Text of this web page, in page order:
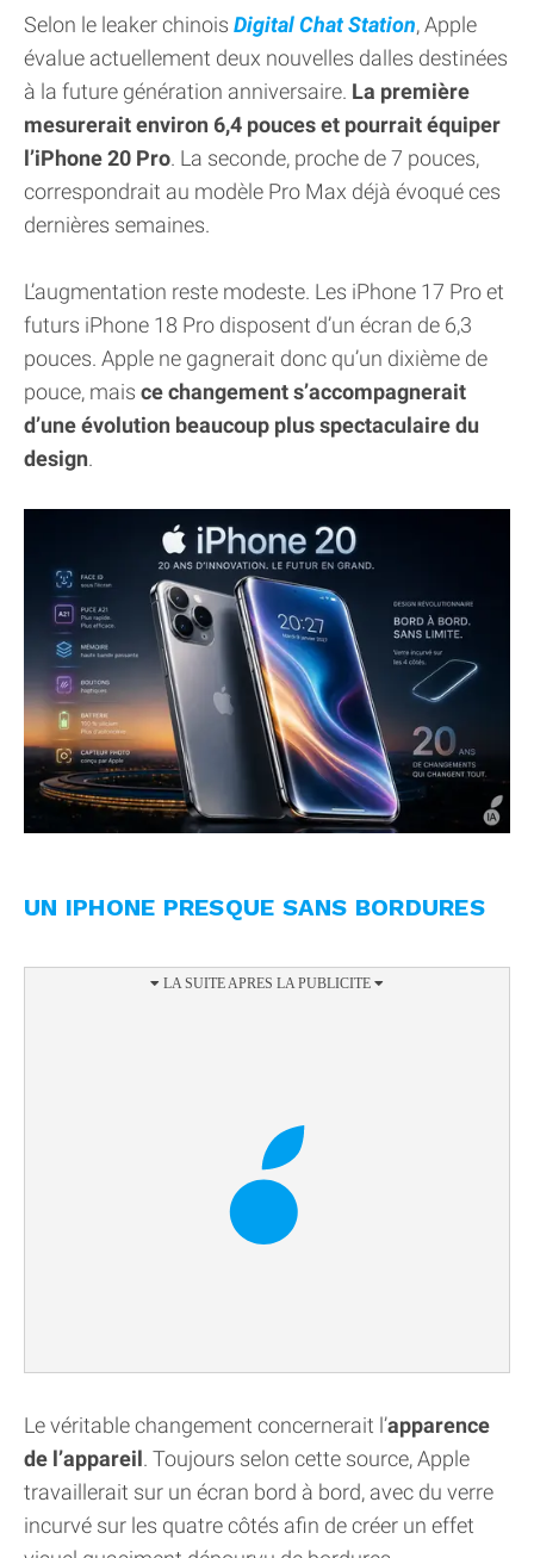
Selon le leaker chinois Digital Chat Station, Apple
évalue actuellement deux nouvelles dalles destinées
à la future génération anniversaire. La première
mesurerait environ 6,4 pouces et pourrait équiper
l’iPhone 20 Pro. La seconde, proche de 7 pouces,
correspondrait au modèle Pro Max déjà évoqué ces
dernières semaines.
L’augmentation reste modeste. Les iPhone 17 Pro et
futurs iPhone 18 Pro disposent d’un écran de 6,3
pouces. Apple ne gagnerait donc qu’un dixième de
pouce, mais ce changement s’accompagnerait
d’une évolution beaucoup plus spectaculaire du
design.
UN IPHONE PRESQUE SANS BORDURES
Le véritable changement concernerait l’apparence
de l’appareil. Toujours selon cette source, Apple
travaillerait sur un écran bord à bord, avec du verre
incurvé sur les quatre côtés afin de créer un effet